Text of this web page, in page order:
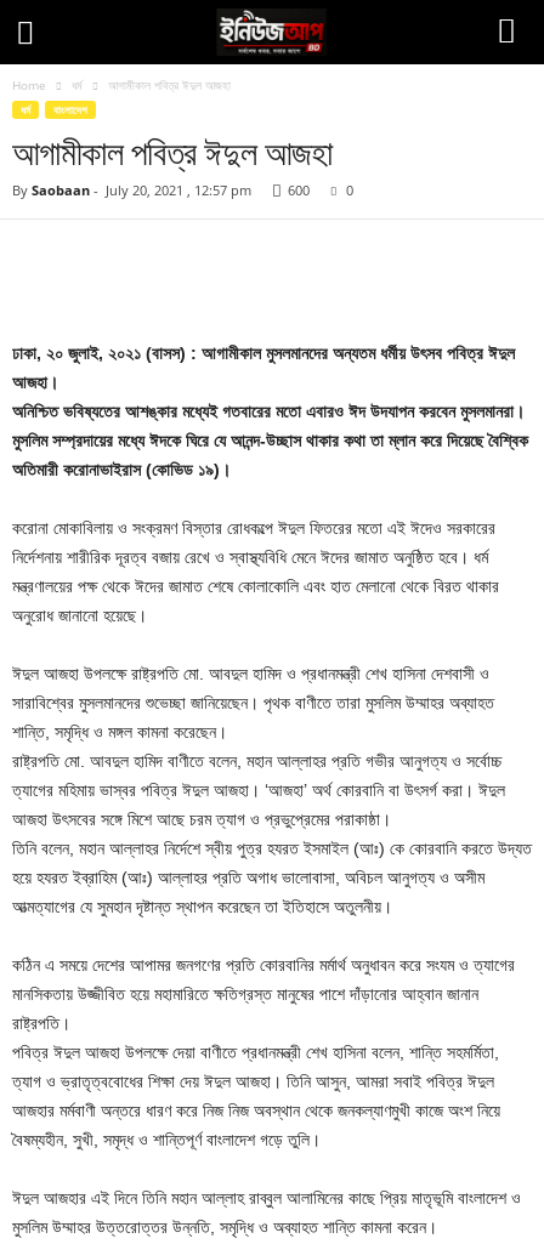
Home ধর্ম আগামীকাল পবিত্র ঈদুল আজহা
ধর্ম বাংলাদেশ
আগামীকাল পবিত্র ঈদুল আজহা
By Saobaan - July 20, 2021 , 12:57 pm 600 0
ঢাকা, ২০ জুলাই, ২০২১ (বাসস) : আগামীকাল মুসলমানদের অন্যতম ধর্মীয় উৎসব পবিত্র ঈদুল
আজহা।
অনিশ্চিত ভবিষ্যতের আশঙ্কার মধ্যেই গতবারের মতো এবারও ঈদ উদযাপন করবেন মুসলমানরা।
মুসলিম সম্প্রদায়ের মধ্যে ঈদকে ঘিরে যে আনন্দ-উচ্ছাস থাকার কথা তা ম্লান করে দিয়েছে বৈশ্বিক
অতিমারী করোনাভাইরাস (কোভিড ১৯)।
করোনা মোকাবিলায় ও সংক্রমণ বিস্তার রোধকল্পে ঈদুল ফিতরের মতো এই ঈদেও সরকারের
নির্দেশনায় শারীরিক দূরত্ব বজায় রেখে ও স্বাস্থ্যবিধি মেনে ঈদের জামাত অনুষ্ঠিত হবে। ধর্ম
মন্ত্রণালয়ের পক্ষ থেকে ঈদের জামাত শেষে কোলাকোলি এবং হাত মেলানো থেকে বিরত থাকার
অনুরোধ জানানো হয়েছে।
ঈদুল আজহা উপলক্ষে রাষ্ট্রপতি মো. আবদুল হামিদ ও প্রধানমন্ত্রী শেখ হাসিনা দেশবাসী ও
সারাবিশ্বের মুসলমানদের শুভেচ্ছা জানিয়েছেন। পৃথক বাণীতে তারা মুসলিম উম্মাহর অব্যাহত
শান্তি, সমৃদ্ধি ও মঙ্গল কামনা করেছেন।
রাষ্ট্রপতি মো. আবদুল হামিদ বাণীতে বলেন, মহান আল্লাহর প্রতি গভীর আনুগত্য ও সর্বোচ্চ
ত্যাগের মহিমায় ভাস্বর পবিত্র ঈদুল আজহা। ‘আজহা’ অর্থ কোরবানি বা উৎসর্গ করা। ঈদুল
আজহা উৎসবের সঙ্গে মিশে আছে চরম ত্যাগ ও প্রভুপ্রেমের পরাকাষ্ঠা।
তিনি বলেন, মহান আল্লাহর নির্দেশে স্বীয় পুত্র হযরত ইসমাইল (আঃ) কে কোরবানি করতে উদ্যত
হয়ে হযরত ইব্রাহিম (আঃ) আল্লাহর প্রতি অগাধ ভালোবাসা, অবিচল আনুগত্য ও অসীম
আত্মত্যাগের যে সুমহান দৃষ্টান্ত স্থাপন করেছেন তা ইতিহাসে অতুলনীয়।
কঠিন এ সময়ে দেশের আপামর জনগণের প্রতি কোরবানির মর্মার্থ অনুধাবন করে সংযম ও ত্যাগের
মানসিকতায় উজ্জীবিত হয়ে মহামারিতে ক্ষতিগ্রস্ত মানুষের পাশে দাঁড়ানোর আহ্বান জানান
রাষ্ট্রপতি।
পবিত্র ঈদুল আজহা উপলক্ষে দেয়া বাণীতে প্রধানমন্ত্রী শেখ হাসিনা বলেন, শান্তি সহমর্মিতা,
ত্যাগ ও ভ্রাতৃত্ববোধের শিক্ষা দেয় ঈদুল আজহা। তিনি আসুন, আমরা সবাই পবিত্র ঈদুল
আজহার মর্মবাণী অন্তরে ধারণ করে নিজ নিজ অবস্থান থেকে জনকল্যাণমুখী কাজে অংশ নিয়ে
বৈষম্যহীন, সুখী, সমৃদ্ধ ও শান্তিপূর্ণ বাংলাদেশ গড়ে তুলি।
ঈদুল আজহার এই দিনে তিনি মহান আল্লাহ রাব্বুল আলামিনের কাছে প্রিয় মাতৃভূমি বাংলাদেশ ও
মুসলিম উম্মাহর উত্তরোত্তর উন্নতি, সমৃদ্ধি ও অব্যাহত শান্তি কামনা করেন।